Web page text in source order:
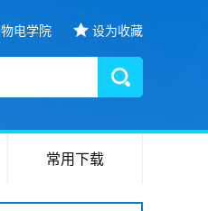
物电学院 设为收藏
常用下载